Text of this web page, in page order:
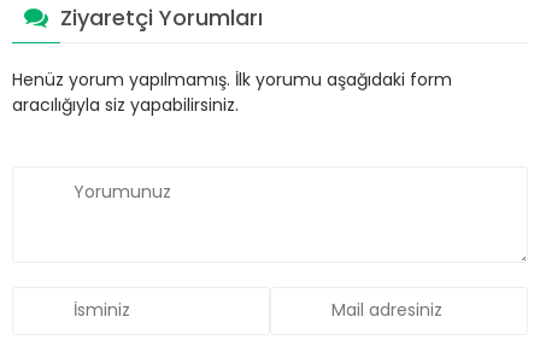
Ziyaretçi Yorumları
Henüz yorum yapılmamış. İlk yorumu aşağıdaki form
aracılığıyla siz yapabilirsiniz.